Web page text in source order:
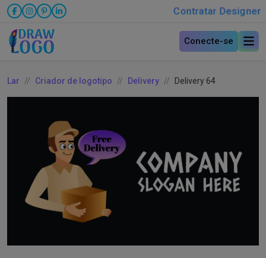
Contratar Designer
Conecte-se
Lar Criador de logotipo Delivery Delivery 64